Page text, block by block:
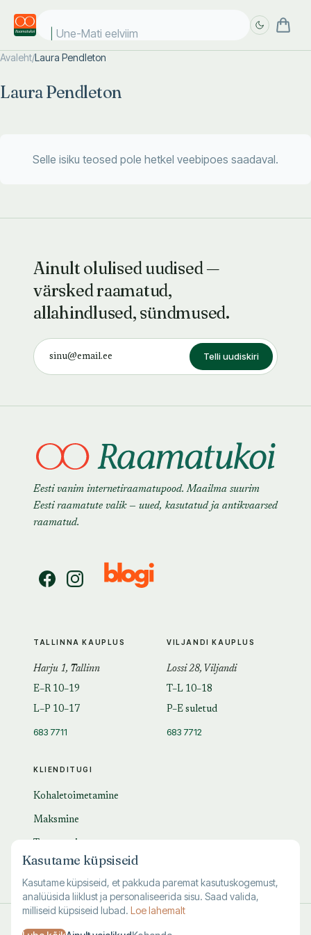
Une-Mati eelviima
Avaleht/Laura Pendleton
Laura Pendleton
Selle isiku teosed pole hetkel veebipoes saadaval.
Ainult olulised uudised —
värsked raamatud,
allahindlused, sündmused.
Telli uudiskiri
Eesti vanim internetiraamatupood. Maailma suurim
Eesti raamatute valik — uued, kasutatud ja antikvaarsed
raamatud.
KLIENDITUGI
Kohaletoimetamine
Maksmine
KKK
TALLINNA KAUPLUS
Harju 1, Tallinn
E–R 10–19
L–P 10–17
683 7711
VILJANDI KAUPLUS
Lossi 28, Viljandi
T–L 10–18
P–E suletud
683 7712
Kasutame küpsiseid
Kasutame küpsiseid, et pakkuda paremat kasutuskogemust,
analüüsida liiklust ja personaliseerida sisu. Saad valida,
milliseid küpsiseid lubad. Loe lahemalt